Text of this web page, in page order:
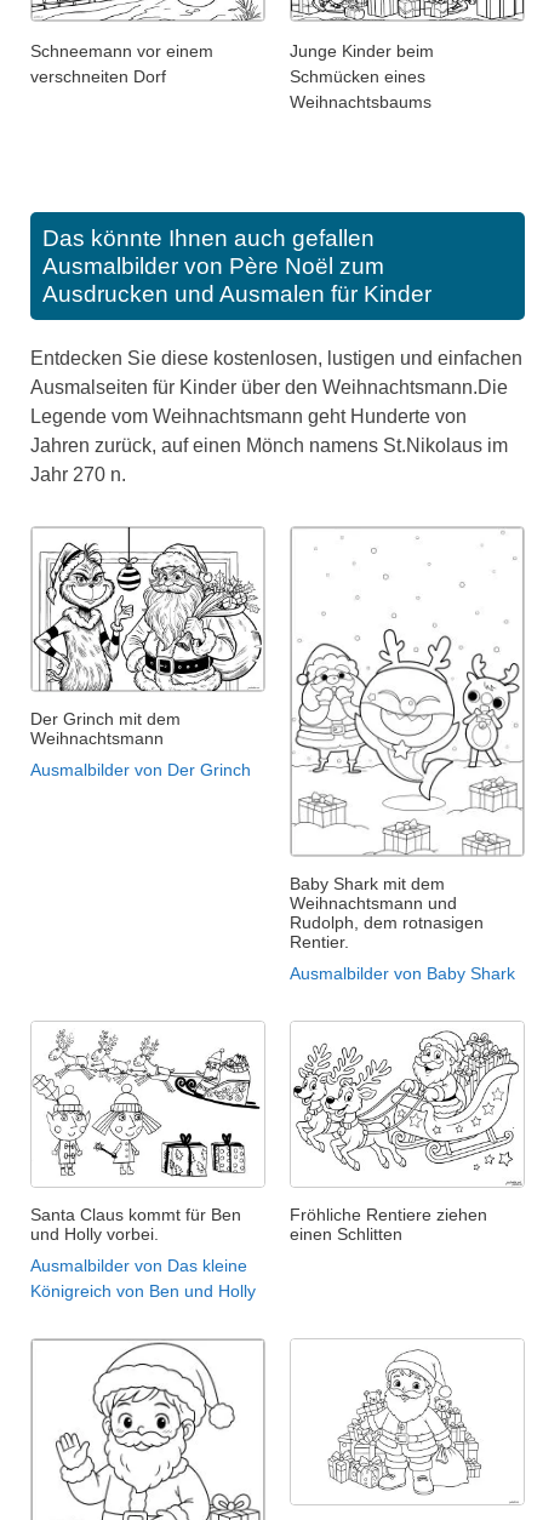
Schneemann vor einem
verschneiten Dorf
Junge Kinder beim
Schmücken eines
Weihnachtsbaums
Das könnte Ihnen auch gefallen
Ausmalbilder von Père Noël zum
Ausdrucken und Ausmalen für Kinder
Entdecken Sie diese kostenlosen, lustigen und einfachen
Ausmalseiten für Kinder über den Weihnachtsmann.Die
Legende vom Weihnachtsmann geht Hunderte von
Jahren zurück, auf einen Mönch namens St.Nikolaus im
Jahr 270 n.
Der Grinch mit dem
Weihnachtsmann
Ausmalbilder von Der Grinch
Baby Shark mit dem
Weihnachtsmann und
Rudolph, dem rotnasigen
Rentier.
Ausmalbilder von Baby Shark
Santa Claus kommt für Ben
und Holly vorbei.
Ausmalbilder von Das kleine
Königreich von Ben und Holly
Fröhliche Rentiere ziehen
einen Schlitten